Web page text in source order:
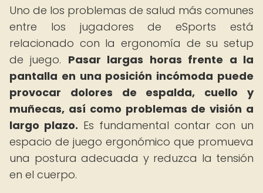
Uno de los problemas de salud más comunes
entre los jugadores de eSports está
relacionado con la ergonomía de su setup
de juego. Pasar largas horas frente a la
pantalla en una posición incómoda puede
provocar dolores de espalda, cuello y
muñecas, así como problemas de visión a
largo plazo. Es fundamental contar con un
espacio de juego ergonómico que promueva
una postura adecuada y reduzca la tensión
en el cuerpo.